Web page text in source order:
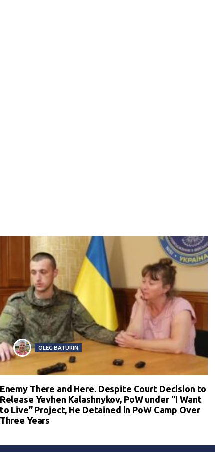
OLEG BATURIN
Enemy There and Here. Despite Court Decision to
Release Yevhen Kalashnykov, PoW under “I Want
to Live” Project, He Detained in PoW Camp Over
Three Years